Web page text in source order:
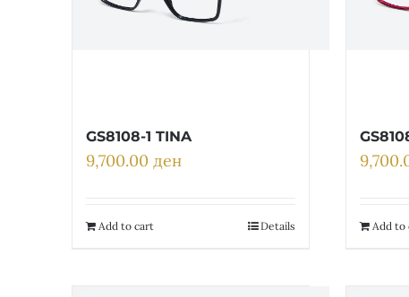
GS8108-1 TINA
9,700.00 ден
Add to cart Details Add to